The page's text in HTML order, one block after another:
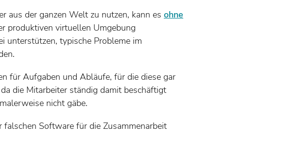
aus der ganzen Welt zu nutzen, kann es ohne
produktiven virtuellen Umgebung
unterstützen, typische Probleme im
für Aufgaben und Abläufe, für die diese gar
die Mitarbeiter ständig damit beschäftigt
nicht gäbe.
Software für die Zusammenarbeit